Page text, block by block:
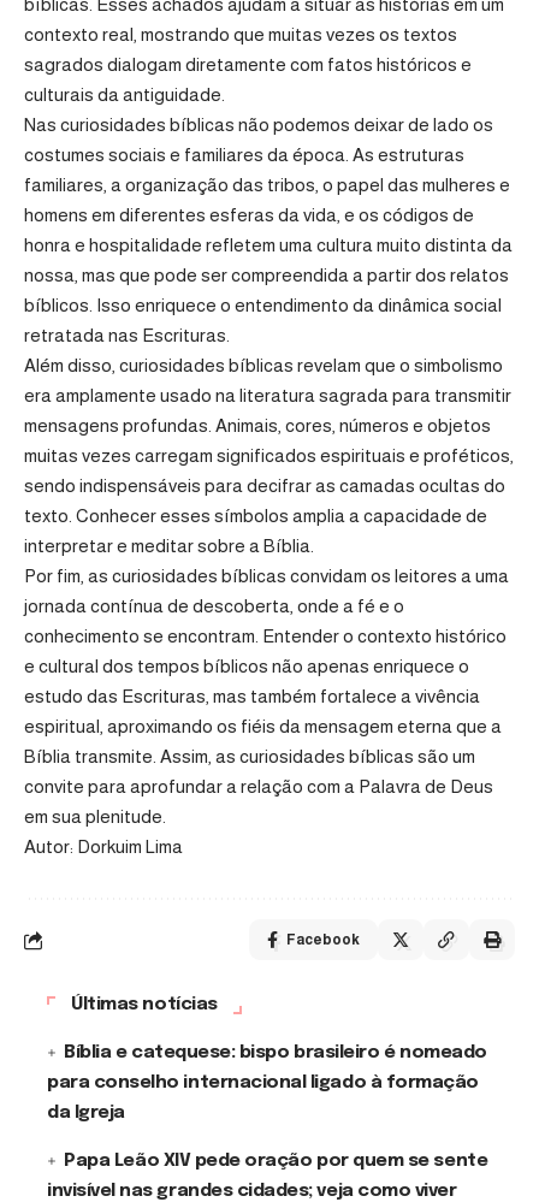
bíblicas. Esses achados ajudam a situar as histórias em um
contexto real, mostrando que muitas vezes os textos
sagrados dialogam diretamente com fatos históricos e
culturais da antiguidade.
Nas curiosidades bíblicas não podemos deixar de lado os
costumes sociais e familiares da época. As estruturas
familiares, a organização das tribos, o papel das mulheres e
homens em diferentes esferas da vida, e os códigos de
honra e hospitalidade refletem uma cultura muito distinta da
nossa, mas que pode ser compreendida a partir dos relatos
bíblicos. Isso enriquece o entendimento da dinâmica social
retratada nas Escrituras.
Além disso, curiosidades bíblicas revelam que o simbolismo
era amplamente usado na literatura sagrada para transmitir
mensagens profundas. Animais, cores, números e objetos
muitas vezes carregam significados espirituais e proféticos,
sendo indispensáveis para decifrar as camadas ocultas do
texto. Conhecer esses símbolos amplia a capacidade de
interpretar e meditar sobre a Bíblia.
Por fim, as curiosidades bíblicas convidam os leitores a uma
jornada contínua de descoberta, onde a fé e o
conhecimento se encontram. Entender o contexto histórico
e cultural dos tempos bíblicos não apenas enriquece o
estudo das Escrituras, mas também fortalece a vivência
espiritual, aproximando os fiéis da mensagem eterna que a
Bíblia transmite. Assim, as curiosidades bíblicas são um
convite para aprofundar a relação com a Palavra de Deus
em sua plenitude.
Autor: Dorkuim Lima
Facebook
Últimas notícias
Bíblia e catequese: bispo brasileiro é nomeado
para conselho internacional ligado à formação
da Igreja
Papa Leão XIV pede oração por quem se sente
invisível nas grandes cidades; veja como viver